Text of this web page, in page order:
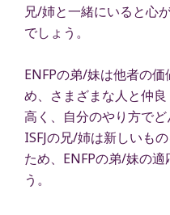
兄/姉と一緒にいると心
でしょう。
ENFPの弟/妹は他者の
め、さまざまな人と仲
高く、自分のやり方でど
ISFJの兄/姉は新しいも
ため、ENFPの弟/妹の
う。